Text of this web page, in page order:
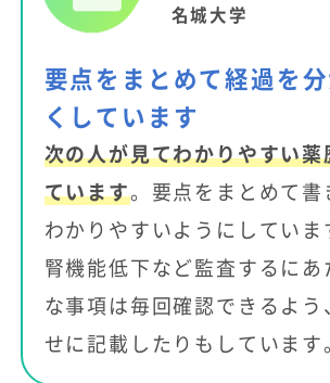
名城大学
要点をまとめて経過を
くしています
次の人が見てわかりやすい
ています。要点をまとめて書
わかりやすいようにしていま
腎機能低下など監査するにあ
な事項は毎回確認できるよう
せに記載したりもしています。